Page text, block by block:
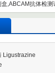
,ABCAM抗体检